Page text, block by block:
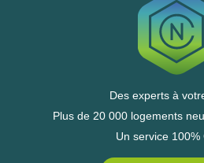
Des experts à
Plus de 20 000 logements
Un service 100%